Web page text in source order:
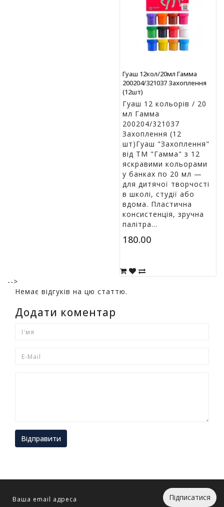
Гуаш 12кол/20мл Гамма
200204/321037 Захоплення
(12шт)
Гуаш 12 кольорів / 20
мл Гамма
200204/321037
Захоплення (12
шт)Гуаш "Захоплення"
від ТМ "Гамма" з 12
яскравими кольорами
у банках по 20 мл —
для дитячої творчості
в школі, студії або
вдома. Пластична
консистенція, зручна
палітра...
180.00
-->
Немає відгуків на цю статтю.
Додати коментар
Відправити
Підписатися